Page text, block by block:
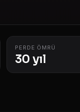
PERDE ÖMRÜ
30 yıl